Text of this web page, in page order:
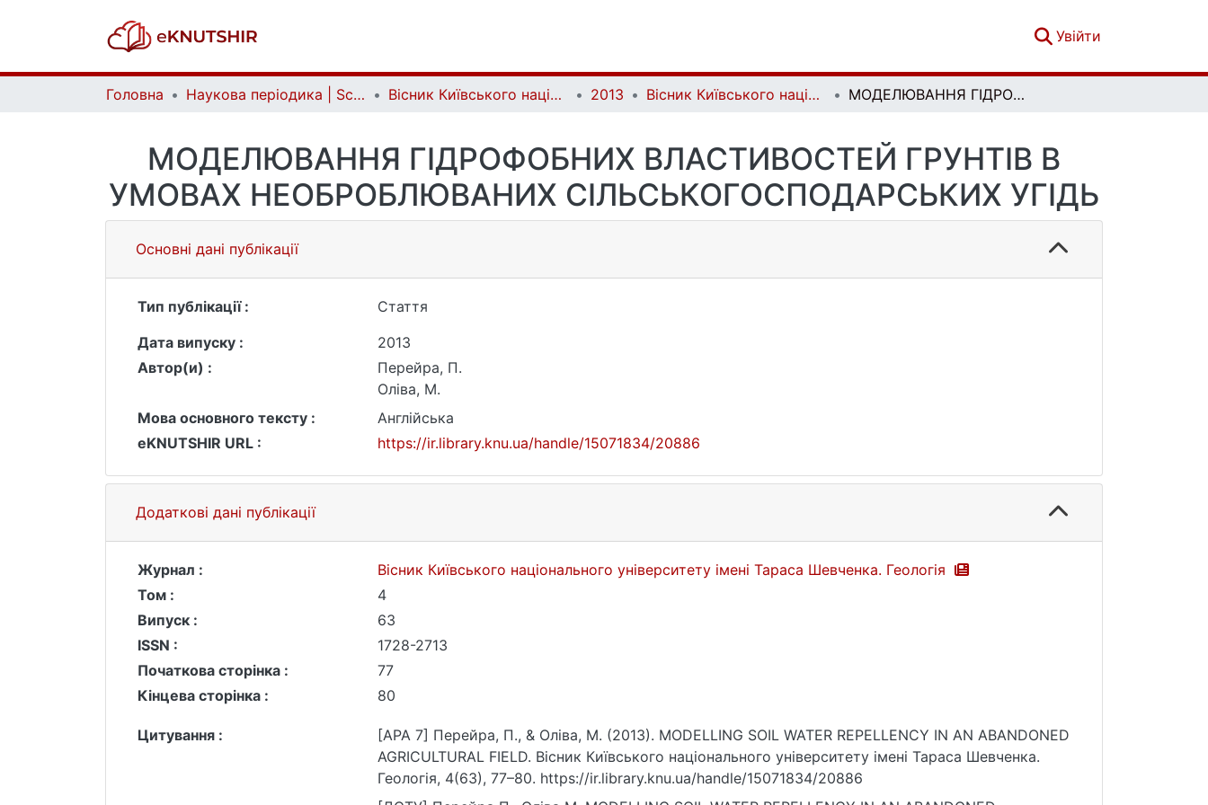
Увійти
Головна Наукова періодика | Scientific periodicals Вісник Київського національного університету імені Тараса Шевченка. Геологія | Visnyk of Taras Shevchenko National University of Kyiv. Geology 2013 Вісник Київського національного університету імені Тараса Шевченка. Геологія. 4(63) МОДЕЛЮВАННЯ ГІДРОФОБНИХ ВЛАСТИВОСТЕЙ ГРУНТІВ В УМОВАХ НЕОБРОБЛЮВАНИХ СІЛЬСЬКОГОСПОДАРСЬКИХ УГІДЬ
МОДЕЛЮВАННЯ ГІДРОФОБНИХ ВЛАСТИВОСТЕЙ ГРУНТІВ В
УМОВАХ НЕОБРОБЛЮВАНИХ СІЛЬСЬКОГОСПОДАРСЬКИХ УГІДЬ
Основні дані публікації
Тип публікації :
Стаття
Дата випуску :
2013
Автор(и) :
Перейра, П.
Оліва, М.
Мова основного тексту :
Англійська
eKNUTSHIR URL :
https://ir.library.knu.ua/handle/15071834/20886
Додаткові дані публікації
Журнал :
Вісник Київського національного університету імені Тараса Шевченка. Геологія
Том :
4
Випуск :
63
ISSN :
1728-2713
Початкова сторінка :
77
Кінцева сторінка :
80
Цитування :
[APA 7] Перейра, П., & Оліва, М. (2013). MODELLING SOIL WATER REPELLENCY IN AN ABANDONED
AGRICULTURAL FIELD. Вісник Київського національного університету імені Тараса Шевченка.
Геологія, 4(63), 77–80. https://ir.library.knu.ua/handle/15071834/20886